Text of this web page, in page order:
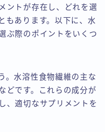
ントが存在し、どれを選
もあります。以下に、水
ぶ際のポイントをいくつ
。水溶性食物繊維の主な
どです。これらの成分が
、適切なサプリメントを